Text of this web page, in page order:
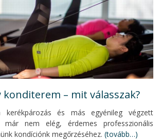
– mit válasszak?
és más egyénileg végzett
már nem elég, érdemes professzionális
kondíciónk megőrzéséhez. (tovább…)